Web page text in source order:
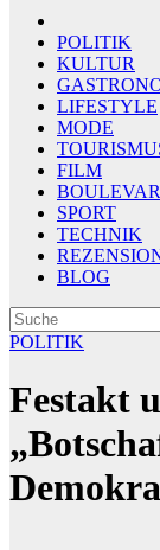
POLITIK
KULTUR
LIFESTYLE
MODE
FILM
SPORT
TECHNIK
BLOG
POLITIK
Festakt